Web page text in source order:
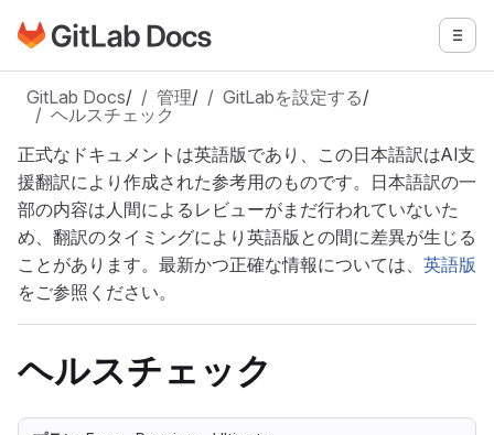
メインコンテンツにスキップ
GitLabドキュメントのホームページに移動 メニ
GitLab Docs/ 管理/ GitLabを設定する/
ヘルスチェック
正式なドキュメントは英語版であり、この日本語訳はAI支
援翻訳により作成された参考用のものです。日本語訳の一
部の内容は人間によるレビューがまだ行われていないた
め、翻訳のタイミングにより英語版との間に差異が生じる
ことがあります。最新かつ正確な情報については、 英語版
をご参照ください。
ヘルスチェック